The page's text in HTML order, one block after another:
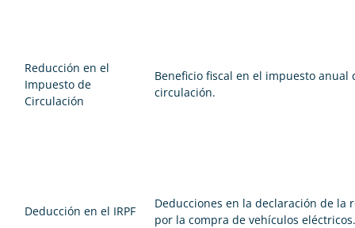
Reducción en el
Impuesto de
Circulación
Beneficio fiscal en el impuesto anual
circulación.
Deducción en el IRPF
Deducciones en la declaración de la
por la compra de vehículos eléctricos.